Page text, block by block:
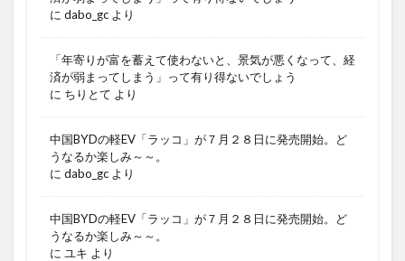
に dabo_gc より
「年寄りが富を蓄えて使わないと、景気が悪くなって、経
済が弱まってしまう」って有り得ないでしょう
に ちりとて より
中国BYDの軽EV「ラッコ」が７月２８日に発売開始。ど
うなるか楽しみ～～。
に dabo_gc より
中国BYDの軽EV「ラッコ」が７月２８日に発売開始。ど
うなるか楽しみ～～。
に ユキ より